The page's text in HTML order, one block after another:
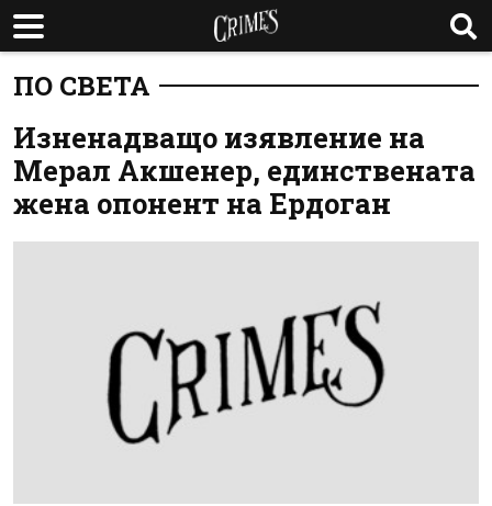
ПО СВЕТА
Изненадващо изявление на
Мерал Акшенер, единствената
жена опонент на Ердоган